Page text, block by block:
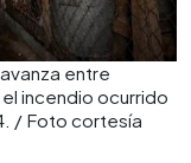
entre
incendio ocurrido
/ Foto cortesía